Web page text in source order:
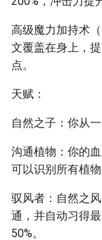
高级魔力加持术
文覆盖在身上，
点。
天赋：
自然之子：你从
沟通植物：你的
可以识别所有植
驭风者：自然之
通，并自动习得
50%。